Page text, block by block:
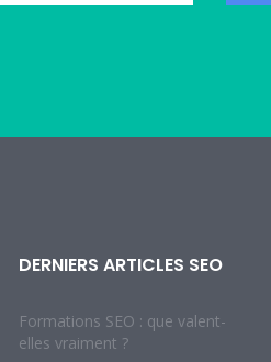
DERNIERS ARTICLES SEO
Formations SEO : que valent-
elles vraiment ?